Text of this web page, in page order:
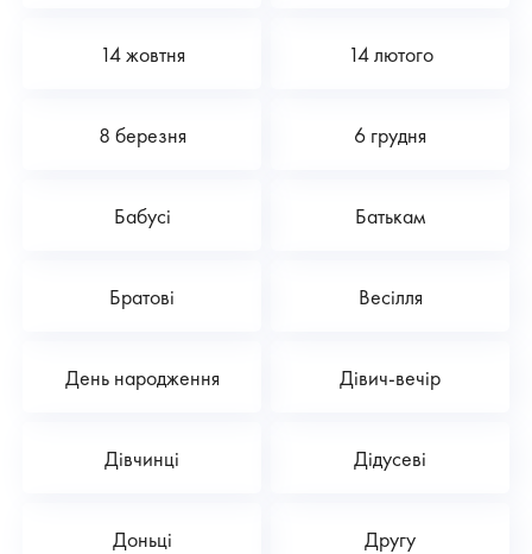
14 жовтня 14 лютого
8 березня 6 грудня
Бабусі Батькам
Братові Весілля
День народження Дівич-вечір
Дівчинці Дідусеві
Доньці Другу